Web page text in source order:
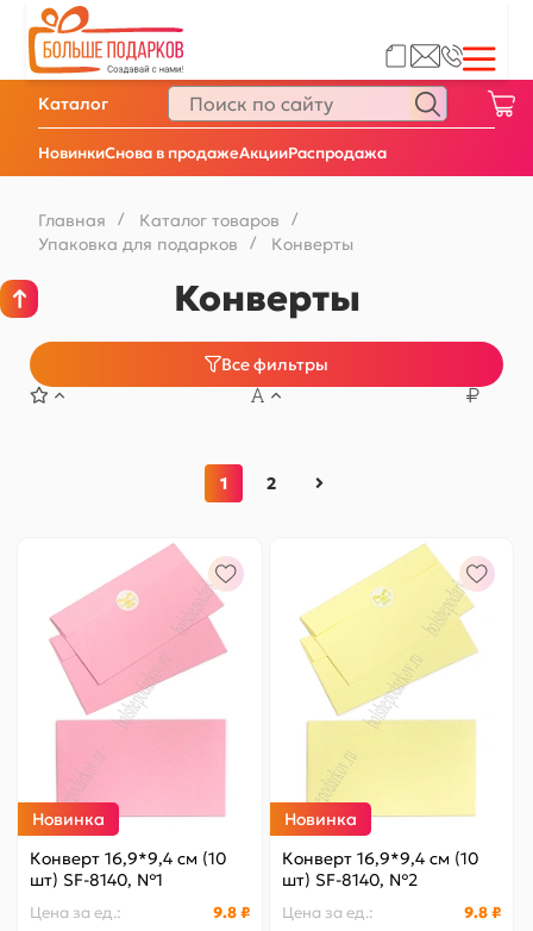
НовинкиСнова в продажеАкцииРаспродажа
Каталог
Главная / Каталог товаров /
Упаковка для подарков / Конверты
Конверты
Все фильтры
1 2
Новинка
Конверт 16,9*9,4 см (10
шт) SF-8140, №1
Цена за ед.: 9.8 ₽
Новинка
Конверт 16,9*9,4 см (10
шт) SF-8140, №2
Цена за ед.: 9.8 ₽